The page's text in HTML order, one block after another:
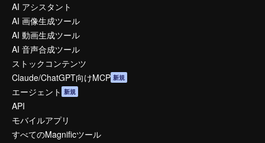
AI アシスタント
AI 画像生成ツール
AI 動画生成ツール
AI 音声合成ツール
ストックコンテンツ
Claude/ChatGPT向けMCP 新規
エージェント 新規
API
モバイルアプリ
すべてのMagnificツール